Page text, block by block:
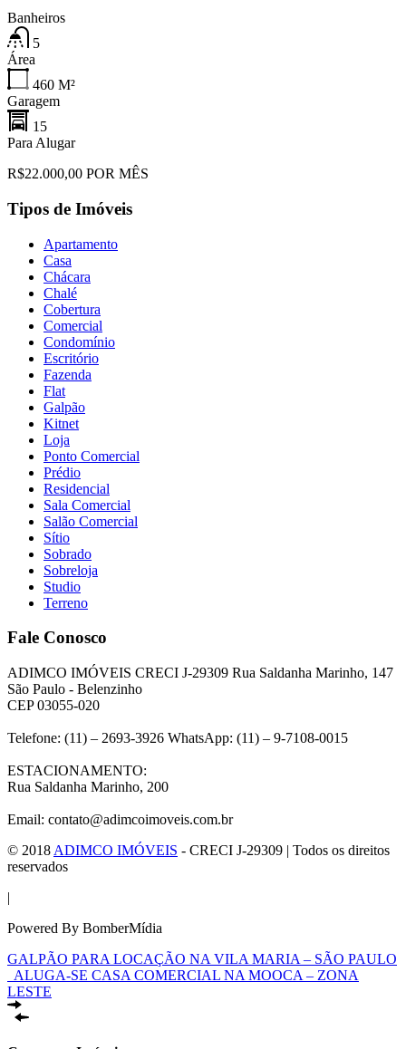
Banheiros
5
Área
460 M²
Garagem
15
Para Alugar
R$22.000,00 POR MÊS
Tipos de Imóveis
Apartamento
Casa
Chácara
Chalé
Cobertura
Comercial
Condomínio
Escritório
Fazenda
Flat
Galpão
Kitnet
Loja
Ponto Comercial
Prédio
Residencial
Sala Comercial
Salão Comercial
Sítio
Sobrado
Sobreloja
Studio
Terreno
Fale Conosco
ADIMCO IMÓVEIS CRECI J-29309 Rua Saldanha Marinho, 147
São Paulo - Belenzinho
CEP 03055-020
Telefone: (11) – 2693-3926 WhatsApp: (11) – 9-7108-0015
ESTACIONAMENTO:
Rua Saldanha Marinho, 200
Email: contato@adimcoimoveis.com.br
© 2018 ADIMCO IMÓVEIS - CRECI J-29309 | Todos os direitos
reservados
|
Powered By BomberMídia
GALPÃO PARA LOCAÇÃO NA VILA MARIA – SÃO PAULO
ALUGA-SE CASA COMERCIAL NA MOOCA – ZONA
LESTE